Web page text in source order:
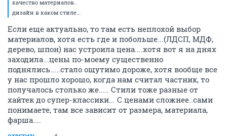
качество материалов..
дизайн в каком стиле...
Если еще актуально, то там есть неплохой выбор
материалов, хотя есть где и побольше...(ЛДСП, МДФ,
дерево, шпон) нас устроила цена....хотя вот я на днях
заходила...цены по-моему существенно
поднялись.....стало ощутимо дороже, хотя вообще все
у нас прошло хорошо, когда нам считал частник, то
получалось столько же..... Стили тоже разные от
хайтек до супер-классики... С ценами сложнее..сами
понимаете, там все зависит от размера, материала,
фарша....